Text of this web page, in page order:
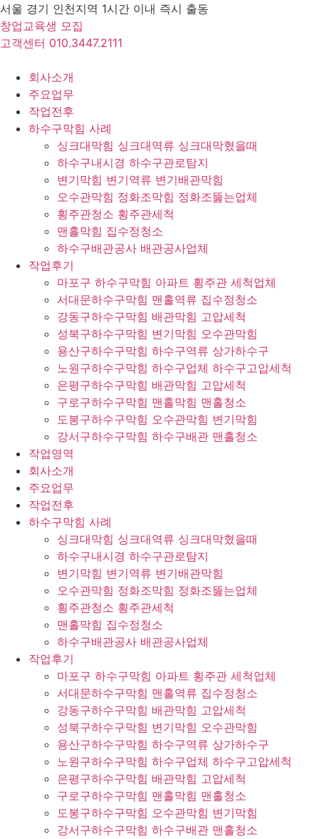
Skip
to
content
서울 경기 인천지역 1시간 이내 즉시 출동
창업교육생 모집
고객센터 010.3447.2111
회사소개
주요업무
작업전후
하수구막힘 사례
싱크대막힘 싱크대역류 싱크대막혔을때
하수구내시경 하수구관로탐지
변기막힘 변기역류 변기배관막힘
오수관막힘 정화조막힘 정화조뚫는업체
횡주관청소 횡주관세척
맨홀막힘 집수정청소
하수구배관공사 배관공사업체
작업후기
마포구 하수구막힘 아파트 횡주관 세척업체
서대문하수구막힘 맨홀역류 집수정청소
강동구하수구막힘 배관막힘 고압세척
성북구하수구막힘 변기막힘 오수관막힘
용산구하수구막힘 하수구역류 상가하수구
노원구하수구막힘 하수구업체 하수구고압세척
은평구하수구막힘 배관막힘 고압세척
구로구하수구막힘 맨홀막힘 맨홀청소
도봉구하수구막힘 오수관막힘 변기막힘
강서구하수구막힘 하수구배관 맨홀청소
작업영역
회사소개
주요업무
작업전후
하수구막힘 사례
싱크대막힘 싱크대역류 싱크대막혔을때
하수구내시경 하수구관로탐지
변기막힘 변기역류 변기배관막힘
오수관막힘 정화조막힘 정화조뚫는업체
횡주관청소 횡주관세척
맨홀막힘 집수정청소
하수구배관공사 배관공사업체
작업후기
마포구 하수구막힘 아파트 횡주관 세척업체
서대문하수구막힘 맨홀역류 집수정청소
강동구하수구막힘 배관막힘 고압세척
성북구하수구막힘 변기막힘 오수관막힘
용산구하수구막힘 하수구역류 상가하수구
노원구하수구막힘 하수구업체 하수구고압세척
은평구하수구막힘 배관막힘 고압세척
구로구하수구막힘 맨홀막힘 맨홀청소
도봉구하수구막힘 오수관막힘 변기막힘
강서구하수구막힘 하수구배관 맨홀청소